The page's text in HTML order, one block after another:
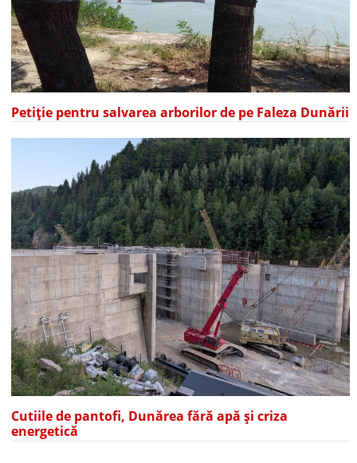
Petiție pentru salvarea arborilor de pe Faleza Dunării
Cutiile de pantofi, Dunărea fără apă și criza
energetică